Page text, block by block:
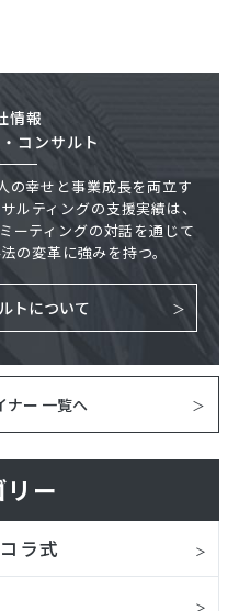
情報
コンサルト
の幸せと事業成長を両立す
ルティングの支援実績は、
ーティングの対話を通じて
の変革に強みを持つ。
トについて
ナー 一覧へ
リー
ラ式